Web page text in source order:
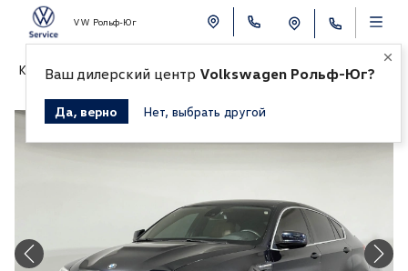
VW Рольф-Юг
К СПИСКУ АВТОМОБИЛЕЙ
Ваш дилерский центр Volkswagen Рольф-Юг?
Да, верно Нет, выбрать другой